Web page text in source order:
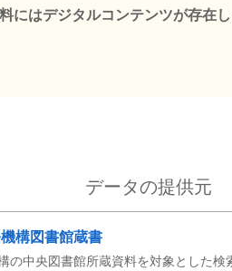
にはデジタルコンテンツが存在し
データの提供元
構図書館蔵書
の中央図書館所蔵資料を対象とした検